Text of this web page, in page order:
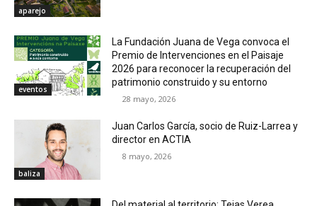
aparejo
eventos
La Fundación Juana de Vega convoca el
Premio de Intervenciones en el Paisaje
2026 para reconocer la recuperación del
patrimonio construido y su entorno
28 mayo, 2026
baliza
Juan Carlos García, socio de Ruiz-Larrea y
director en ACTIA
8 mayo, 2026